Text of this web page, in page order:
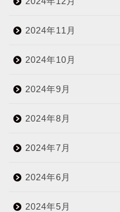
2024年11月
2024年10月
2024年9月
2024年8月
2024年7月
2024年6月
2024年5月